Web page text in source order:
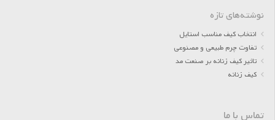
نوشته‌های تازه
انتخاب کیف مناسب استایل
تفاوت چرم طبیعی و مصنوعی
تاثیر کیف زنانه بر صنعت مد
کیف زنانه
تماس با ما